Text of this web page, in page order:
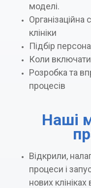
моделі.
Організаційна
клініки
Підбір
Коли
Розробка та
процесів
Наші
Відкрили,
процеси і
нових клініках